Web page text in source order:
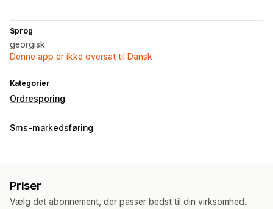
Sprog
georgisk
Denne app er ikke oversat til Dansk
Kategorier
Ordresporing
Sms-markedsføring
Priser
Vælg det abonnement, der passer bedst til din virksomhed.